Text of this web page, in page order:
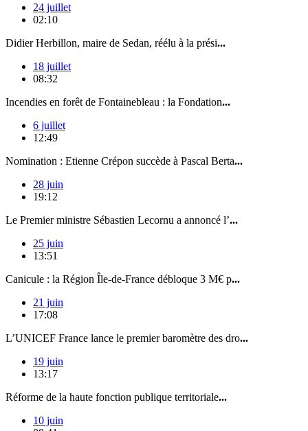
24 juillet
02:10
Didier Herbillon, maire de Sedan, réélu à la prési...
18 juillet
08:32
Incendies en forêt de Fontainebleau : la Fondation...
6 juillet
12:49
Nomination : Etienne Crépon succède à Pascal Berta...
28 juin
19:12
Le Premier ministre Sébastien Lecornu a annoncé l’...
25 juin
13:51
Canicule : la Région Île-de-France débloque 3 M€ p...
21 juin
17:08
L’UNICEF France lance le premier baromètre des dro...
19 juin
13:17
Réforme de la haute fonction publique territoriale...
10 juin